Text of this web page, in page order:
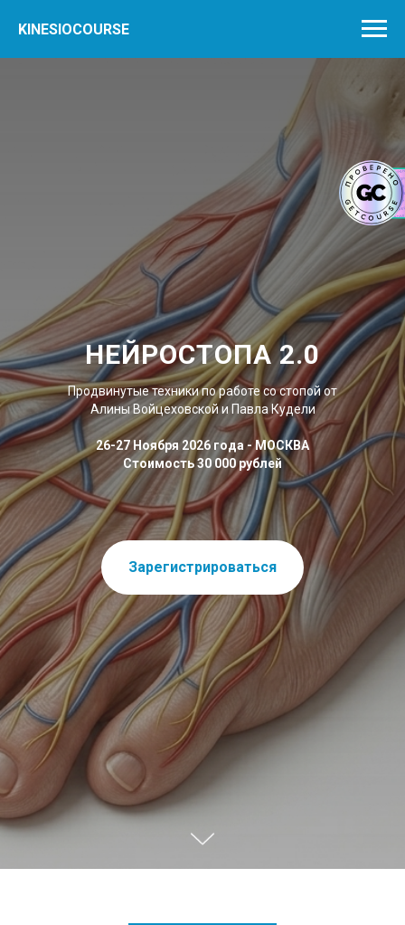
KINESIOCOURSE
НЕЙРОСТОПА 2.0
Продвинутые техники по работе со стопой от
Алины Войцеховской и Павла Кудели
26-27 Ноября 2026 года - МОСКВА
Стоимость 30 000 рублей
Зарегистрироваться